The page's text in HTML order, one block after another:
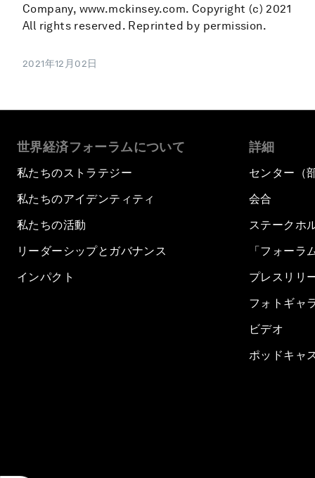
Company, www.mckinsey.com. Copyright (c) 2021
All rights reserved. Reprinted by permission.
2021年12月02日
世界経済フォーラムについて
私たちのストラテジー
私たちのアイデンティティ
私たちの活動
リーダーシップとガバナンス
インパクト
詳細
センター（
会合
ステークホ
「フォーラ
プレスリリ
フォトギャ
ビデオ
ポッドキャ